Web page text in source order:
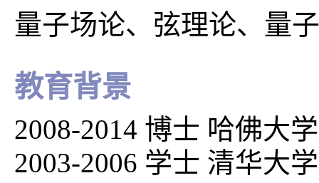
量子场论、弦理论、量
教育背景
2008-2014 博士 哈佛大学
2003-2006 学士 清华大学